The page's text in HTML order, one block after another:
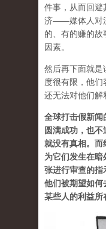
件事，从而回避
济——媒体人对
的、有的赚的
因素。
然后再下面就是
度很有限，他
还无法对他们解
全球打击假新闻
圆满成功，也
就没有真相。而
为它们发生在
张进行审查的指
他们被期望如何
某些人的利益所